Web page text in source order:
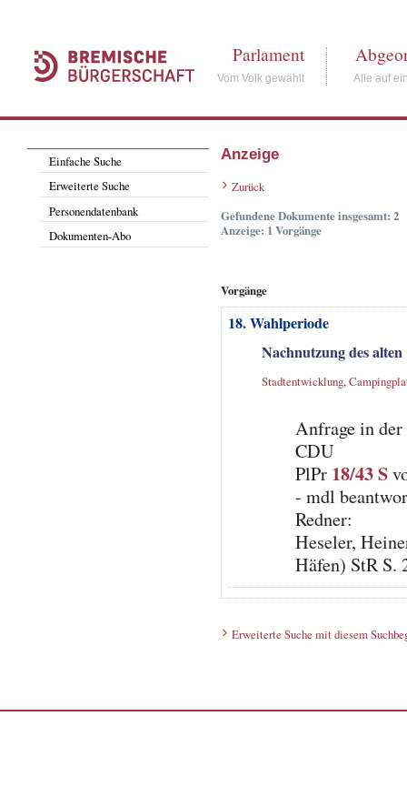
Parlament
Vom Volk gewählt Alle auf
Einfache Suche
Erweiterte Suche
Personendatenbank
Dokumenten-Abo
Anzeige
Zurück
Gefundene Dokumente insgesamt: 2
Anzeige: 1 Vorgänge
Vorgänge
18. Wahlperiode
Nachnutzung des
Stadtentwicklung,
Anfrage in der
CDU
PlPr 18/43 S
- mdl
Redner:
Heseler,
Häfen) StR S.
Erweiterte Suche mit diesem